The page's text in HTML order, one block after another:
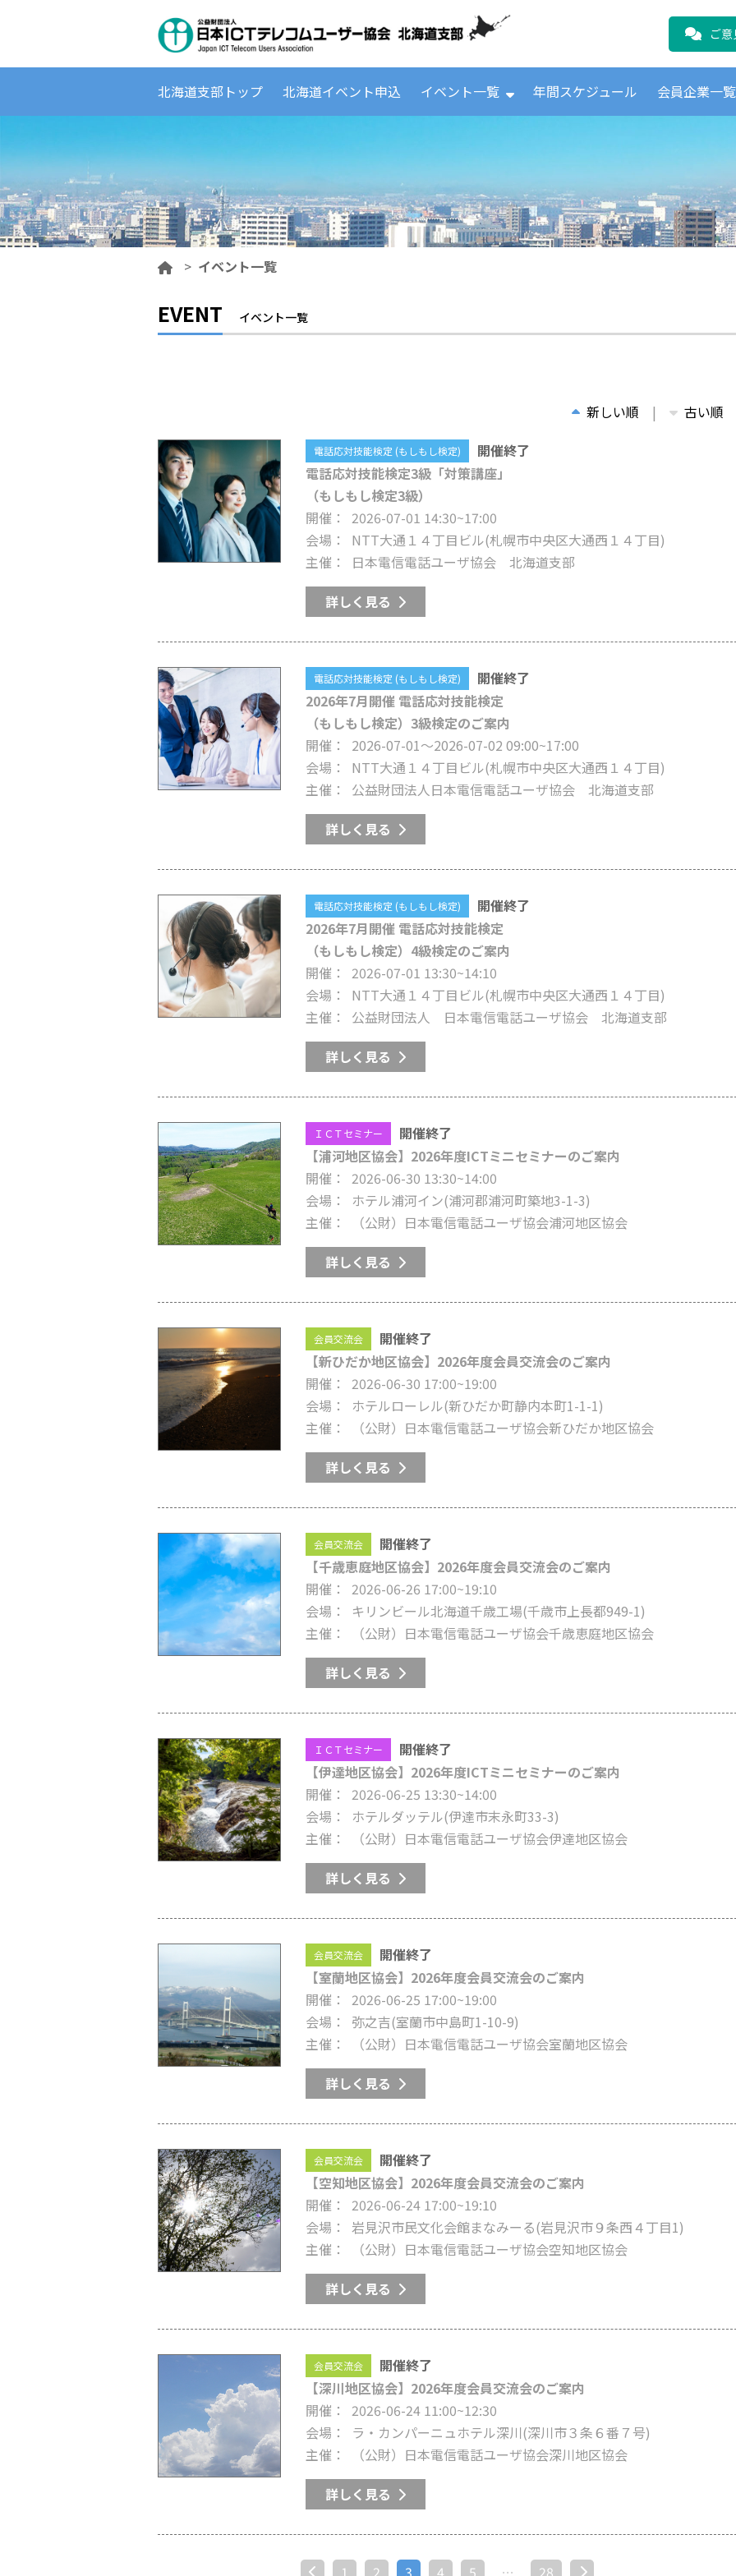
公益財団法人日本ICTテレコムユー
ご
北海道支部トップ 北海道イベント申込 イベント一覧 年間スケジュール 会員企業一覧
> イベント一覧
EVENT イベント一覧
新しい順 古い順
電話応対技能検定 (もしもし検定)
開催終了
電話応対技能検定3級「対策講座」
（もしもし検定3級）
開催
2026-07-01 14:30~17:00
会場
NTT大通１４丁目ビル(札幌市中央区大通西１４丁目)
主催
日本電信電話ユーザ協会 北海道支部
詳しく見る
電話応対技能検定 (もしもし検定)
開催終了
2026年7月開催 電話応対技能検定
（もしもし検定）3級検定のご案内
開催
2026-07-01〜2026-07-02 09:00~17:00
会場
NTT大通１４丁目ビル(札幌市中央区大通西１４丁目)
主催
公益財団法人日本電信電話ユーザ協会 北海道支部
詳しく見る
電話応対技能検定 (もしもし検定)
開催終了
2026年7月開催 電話応対技能検定
（もしもし検定）4級検定のご案内
開催
2026-07-01 13:30~14:10
会場
NTT大通１４丁目ビル(札幌市中央区大通西１４丁目)
主催
公益財団法人 日本電信電話ユーザ協会 北海道支部
詳しく見る
ＩＣＴセミナー
開催終了
【浦河地区協会】2026年度ICTミニセミナーのご案内
開催
2026-06-30 13:30~14:00
会場
ホテル浦河イン(浦河郡浦河町築地3-1-3)
主催
（公財）日本電信電話ユーザ協会浦河地区協会
詳しく見る
会員交流会
開催終了
【新ひだか地区協会】2026年度会員交流会のご案内
開催
2026-06-30 17:00~19:00
会場
ホテルローレル(新ひだか町静内本町1-1-1)
主催
（公財）日本電信電話ユーザ協会新ひだか地区協会
詳しく見る
会員交流会
開催終了
【千歳恵庭地区協会】2026年度会員交流会のご案内
開催
2026-06-26 17:00~19:10
会場
キリンビール北海道千歳工場(千歳市上長都949-1)
主催
（公財）日本電信電話ユーザ協会千歳恵庭地区協会
詳しく見る
ＩＣＴセミナー
開催終了
【伊達地区協会】2026年度ICTミニセミナーのご案内
開催
2026-06-25 13:30~14:00
会場
ホテルダッテル(伊達市末永町33-3)
主催
（公財）日本電信電話ユーザ協会伊達地区協会
詳しく見る
会員交流会
開催終了
【室蘭地区協会】2026年度会員交流会のご案内
開催
2026-06-25 17:00~19:00
会場
弥之吉(室蘭市中島町1-10-9)
主催
（公財）日本電信電話ユーザ協会室蘭地区協会
詳しく見る
会員交流会
開催終了
【空知地区協会】2026年度会員交流会のご案内
開催
2026-06-24 17:00~19:10
会場
岩見沢市民文化会館まなみーる(岩見沢市９条西４丁目1)
主催
（公財）日本電信電話ユーザ協会空知地区協会
詳しく見る
会員交流会
開催終了
【深川地区協会】2026年度会員交流会のご案内
開催
2026-06-24 11:00~12:30
会場
ラ・カンパーニュホテル深川(深川市３条６番７号)
主催
（公財）日本電信電話ユーザ協会深川地区協会
詳しく見る
« 前へ1 2 3 4 5 … 28 次へ »